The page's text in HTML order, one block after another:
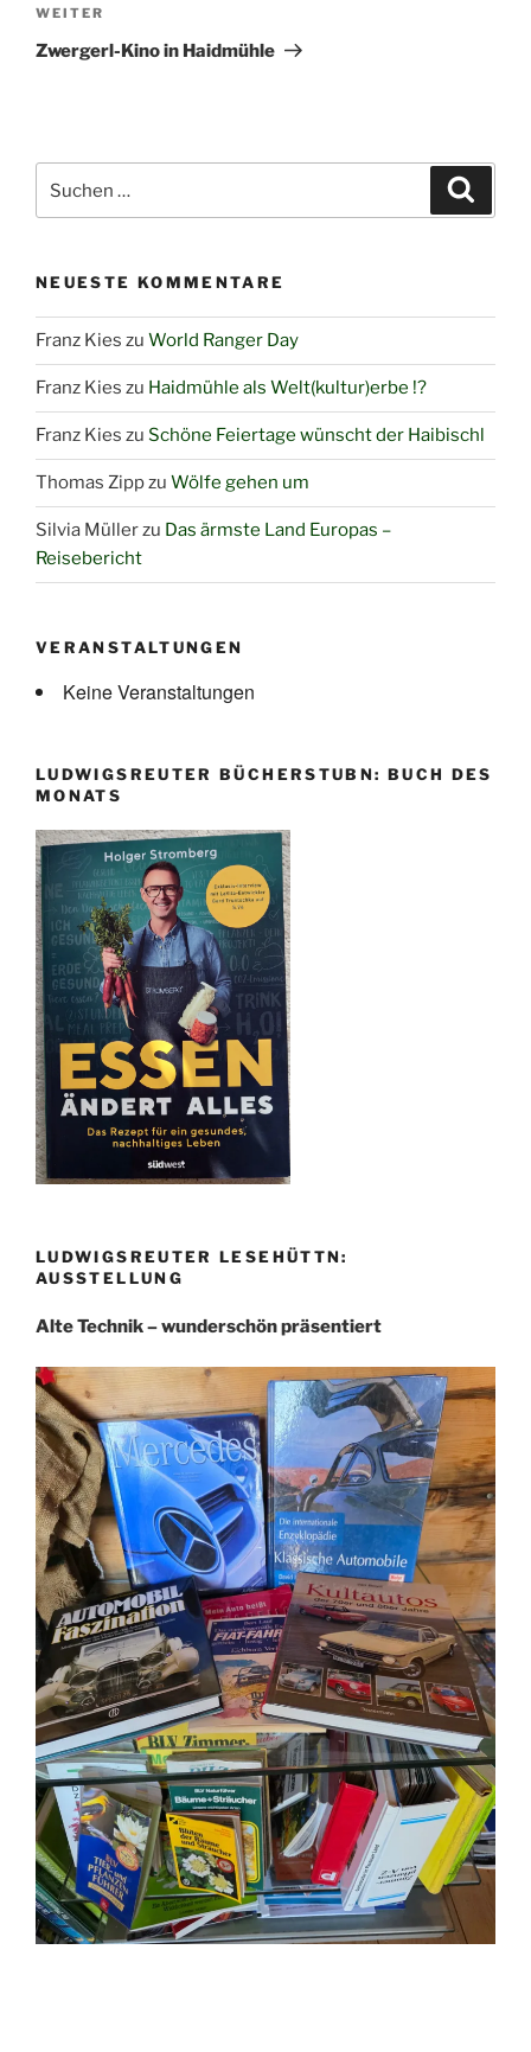
Nächster
Beitrag
WEITER
Zwergerl-Kino in Haidmühle
nach:
NEUESTE KOMMENTARE
Franz Kies zu World Ranger Day
Franz Kies zu Haidmühle als Welt(kultur)erbe !?
Franz Kies zu Schöne Feiertage wünscht der Haibischl
Thomas Zippzu Wölfe gehen um
Silvia Müllerzu Das ärmste Land Europas –
Reisebericht
VERANSTALTUNGEN
Keine Veranstaltungen
LUDWIGSREUTER BÜCHERSTUBN: BUCH DES
MONATS
LUDWIGSREUTER LESEHÜTTN:
AUSSTELLUNG
Alte Technik – wunderschön präsentiert